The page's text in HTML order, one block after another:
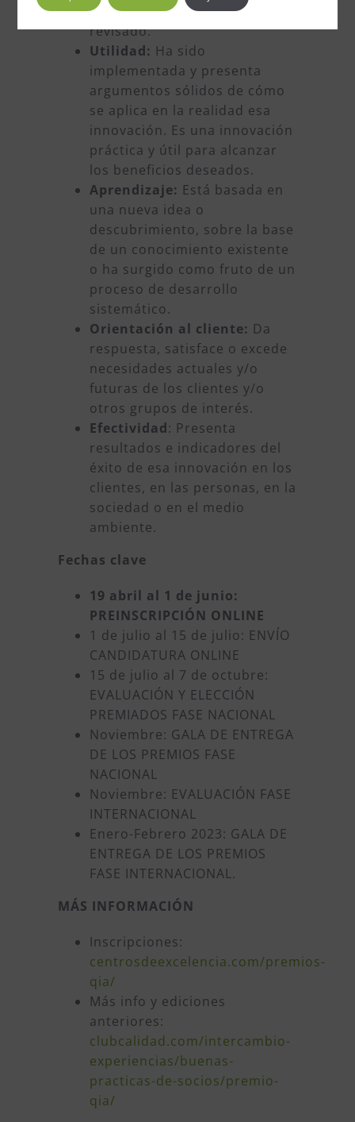
novedoso o significativamente
revisado.
Utilidad: Ha sido
implementada y presenta
argumentos sólidos de cómo
se aplica en la realidad esa
innovación. Es una innovación
práctica y útil para alcanzar
los beneficios deseados.
Aprendizaje: Está basada en
una nueva idea o
descubrimiento, sobre la base
de un conocimiento existente
o ha surgido como fruto de un
proceso de desarrollo
sistemático.
Orientación al cliente: Da
respuesta, satisface o excede
necesidades actuales y/o
futuras de los clientes y/o
otros grupos de interés.
Efectividad: Presenta
resultados e indicadores del
éxito de esa innovación en los
clientes, en las personas, en la
sociedad o en el medio
ambiente.
Fechas clave
19 abril al 1 de junio:
PREINSCRIPCIÓN ONLINE
1 de julio al 15 de julio: ENVÍO
CANDIDATURA ONLINE
15 de julio al 7 de octubre:
EVALUACIÓN Y ELECCIÓN
PREMIADOS FASE NACIONAL
Noviembre: GALA DE ENTREGA
DE LOS PREMIOS FASE
NACIONAL
Noviembre: EVALUACIÓN FASE
INTERNACIONAL
Enero-Febrero 2023: GALA DE
ENTREGA DE LOS PREMIOS
FASE INTERNACIONAL.
MÁS INFORMACIÓN
Inscripciones:
centrosdeexcelencia.com/premios-
qia/
Más info y ediciones
anteriores:
clubcalidad.com/intercambio-
experiencias/buenas-
practicas-de-socios/premio-
qia/